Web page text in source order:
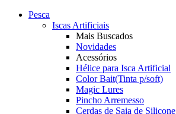
Pesca
Iscas Artificiais
Mais Buscados
Novidades
Acessórios
Hélice para Isca Artificial
Color Bait(Tinta p/soft)
Magic Lures
Pincho Arremesso
Cerdas de Saia de Silicone